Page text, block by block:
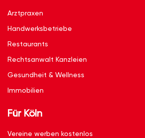
Arztpraxen
Handwerksbetriebe
Restaurants
Rechtsanwalt Kanzleien
Gesundheit & Wellness
Immobilien
Für Köln
Vereine werben kostenlos